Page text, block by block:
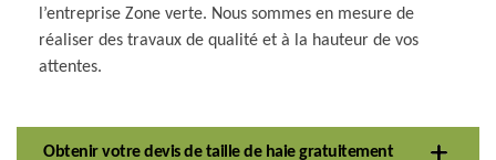
l’entreprise Zone verte. Nous sommes en mesure de
réaliser des travaux de qualité et à la hauteur de vos
attentes.
Obtenir votre devis de taille de haie gratuitement